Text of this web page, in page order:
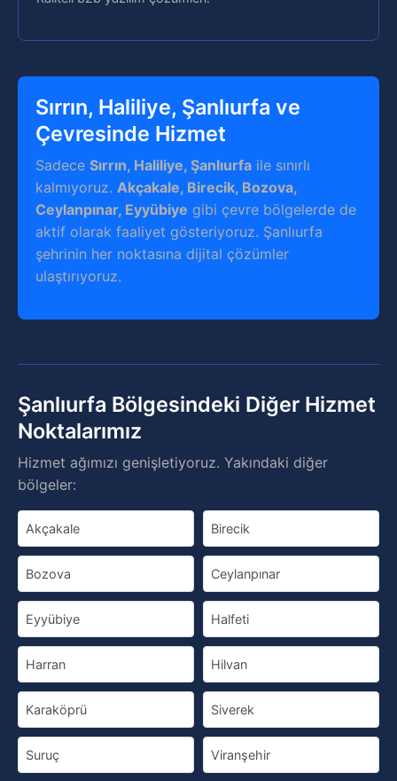
Sırrın, Haliliye, Şanlıurfa ve
Çevresinde Hizmet
Sadece Sırrın, Haliliye, Şanlıurfa ile sınırlı
kalmıyoruz. Akçakale, Birecik, Bozova,
Ceylanpınar, Eyyübiye gibi çevre bölgelerde de
aktif olarak faaliyet gösteriyoruz. Şanlıurfa
şehrinin her noktasına dijital çözümler
ulaştırıyoruz.
Şanlıurfa Bölgesindeki Diğer Hizmet
Noktalarımız
Hizmet ağımızı genişletiyoruz. Yakındaki diğer
bölgeler:
Akçakale Birecik
Bozova Ceylanpınar
Eyyübiye Halfeti
Harran Hilvan
Karaköprü Siverek
Suruç Viranşehir